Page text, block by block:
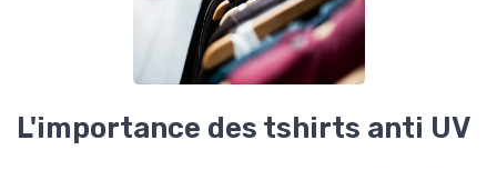
L'importance des tshirts anti UV